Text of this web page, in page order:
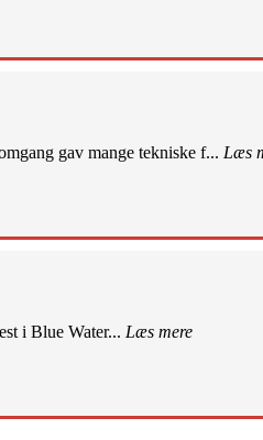
gav mange tekniske f... Læs
i Blue Water... Læs mere